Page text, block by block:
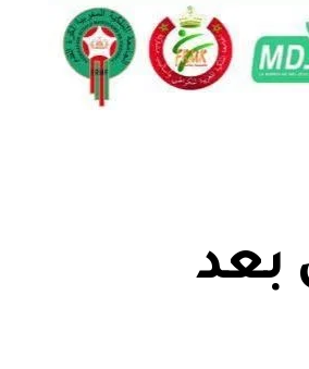
بعد